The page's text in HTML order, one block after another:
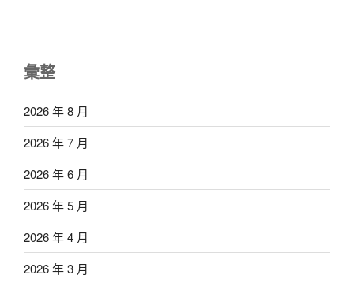
彙整
2026 年 8 月
2026 年 7 月
2026 年 6 月
2026 年 5 月
2026 年 4 月
2026 年 3 月